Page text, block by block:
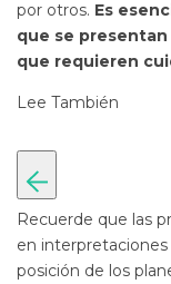
por otros. Es
que se
que requieren
Lee También
Recuerde que las
en interpretaciones
posición de los